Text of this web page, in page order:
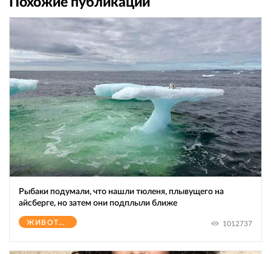
Рыбаки подумали, что нашли тюленя, плывущего на
айсберге, но затем они подплыли ближе
ЖИВОТНЫЕ 1012737